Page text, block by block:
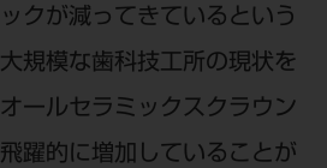
クが減ってきているという
規模な歯科技工所の現状を
ールセラミックスクラウン
躍的に増加していることが